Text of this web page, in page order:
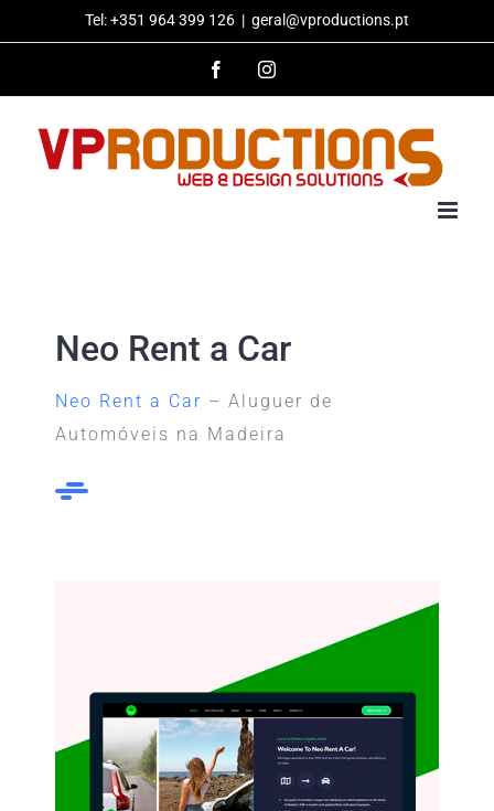
to
Tel: +351 964 399 126 | geral@vproductions.pt
FacebookInstagram
Neo Rent a Car
Neo Rent a Car – Aluguer de
Automóveis na Madeira